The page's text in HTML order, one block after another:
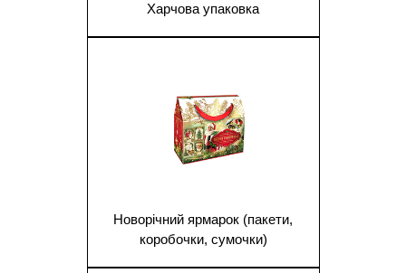
Харчова упаковка
Новорічний ярмарок (пакети,
коробочки, сумочки)